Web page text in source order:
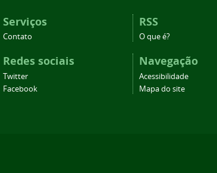
Serviços
Contato
Redes sociais
Twitter
Facebook
RSS
O que é?
Navegação
Acessibilidade
Mapa do site